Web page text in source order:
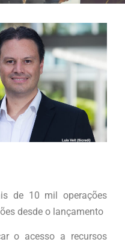
de 10 mil operações
desde o lançamento
o acesso a recursos